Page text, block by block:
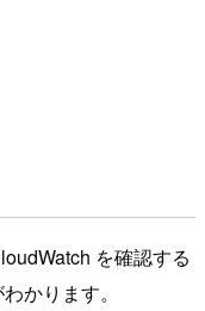
を確認する
かります。